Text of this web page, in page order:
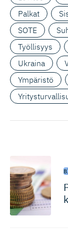
Palkat
SOTE
Työllisyys
Ukraina
Ympäristö